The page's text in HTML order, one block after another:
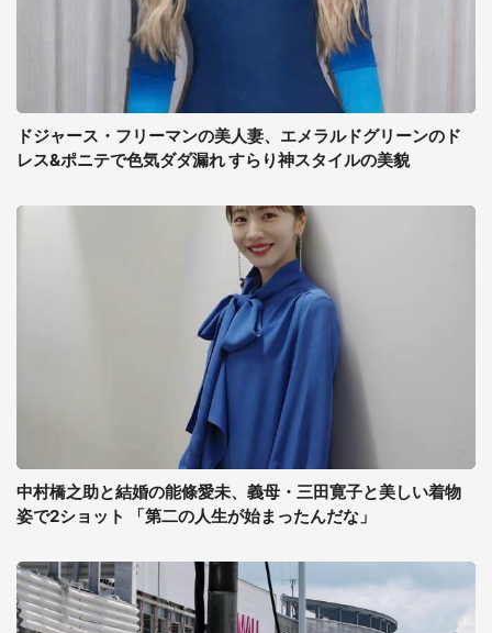
ドジャース・フリーマンの美人妻、エメラルドグリーンのド
レス&ポニテで色気ダダ漏れ すらり神スタイルの美貌
中村橋之助と結婚の能條愛未、義母・三田寛子と美しい着物
姿で2ショット 「第二の人生が始まったんだな」